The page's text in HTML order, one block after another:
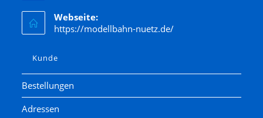
Webseite:
https://modellbahn-nuetz.de/
Kunde
Bestellungen
Adressen